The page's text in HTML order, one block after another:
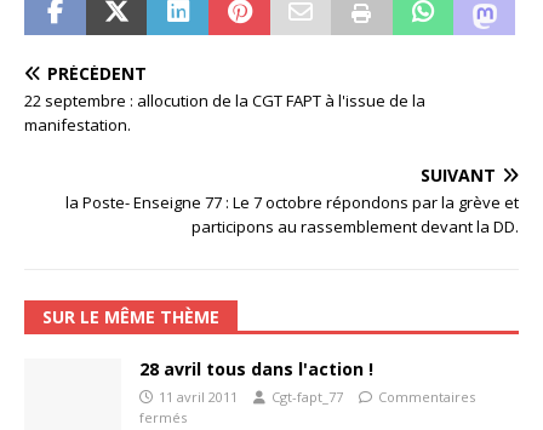
PRÉCÉDENT
22 septembre : allocution de la CGT FAPT à l'issue de la
manifestation.
SUIVANT
la Poste- Enseigne 77 : Le 7 octobre répondons par la grève et
participons au rassemblement devant la DD.
SUR LE MÊME THÈME
28 avril tous dans l'action !
11 avril 2011 Cgt-fapt_77
Commentaires
fermés